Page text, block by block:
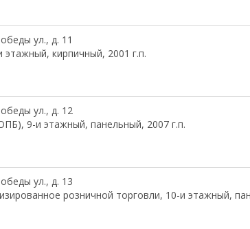
ул., д. 11
кирпичный, 2001 г.п.
ул., д. 12
9-и этажный, панельный, 2007 г.п.
ул., д. 13
розничной торговли, 10-и этажный,